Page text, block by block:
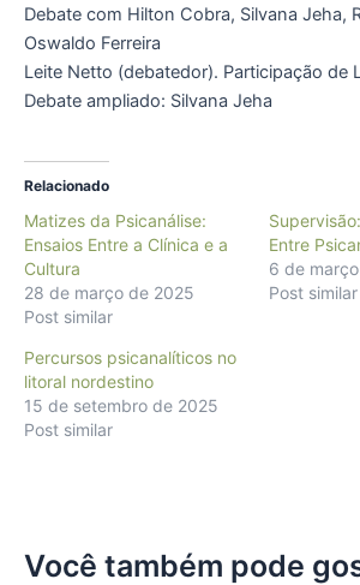
Debate com Hilton Cobra, Silvana Jeha,
Oswaldo Ferreira
Leite Netto (debatedor). Participação de
Debate ampliado: Silvana Jeha
Relacionado
Matizes da Psicanálise:
Ensaios Entre a Clínica e a
Cultura
28 de março de 2025
Post similar
Entre
6 de
Post similar
Percursos psicanalíticos no
litoral nordestino
15 de setembro de 2025
Post similar
Você também pode